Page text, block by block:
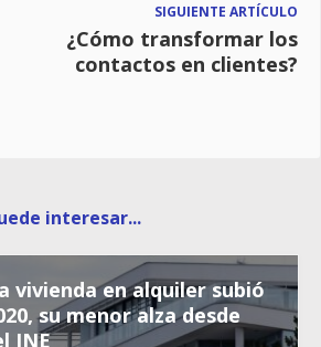
SIGUIENTE ARTÍCULO
¿Cómo transformar los
contactos en clientes?
interesar...
vivienda en alquiler subió
su menor alza desde
INE